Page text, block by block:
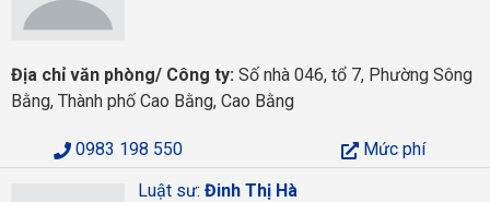
Địa chỉ văn phòng/ Công ty: Số nhà 046, tổ 7, Phường Sông
Bằng, Thành phố Cao Bằng, Cao Bằng
0983 198 550
Mức phí
Luật sư: Đinh Thị Hà